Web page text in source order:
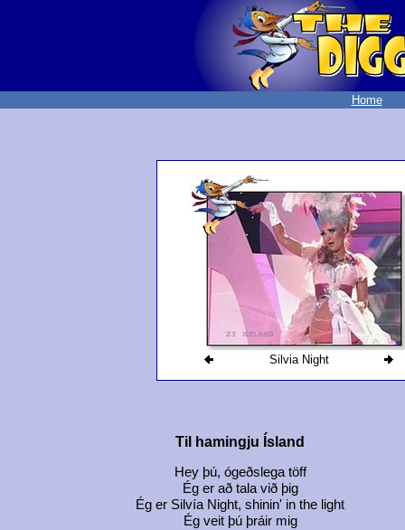
Home
Silvia Night
Til hamingju Ísland
Hey þú, ógeðslega töff
Ég er að tala við þig
Ég er Silvía Night, shinin' in the light
Ég veit þú þráir mig